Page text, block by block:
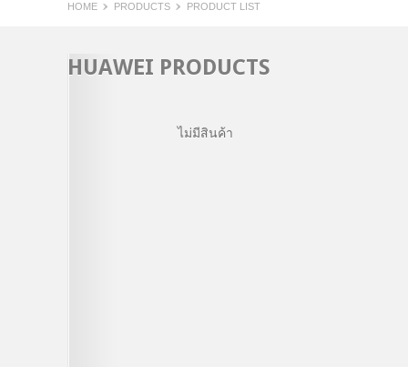
HOME PRODUCTS PRODUCT LIST
HUAWEI PRODUCTS
ไม่มีสินค้า